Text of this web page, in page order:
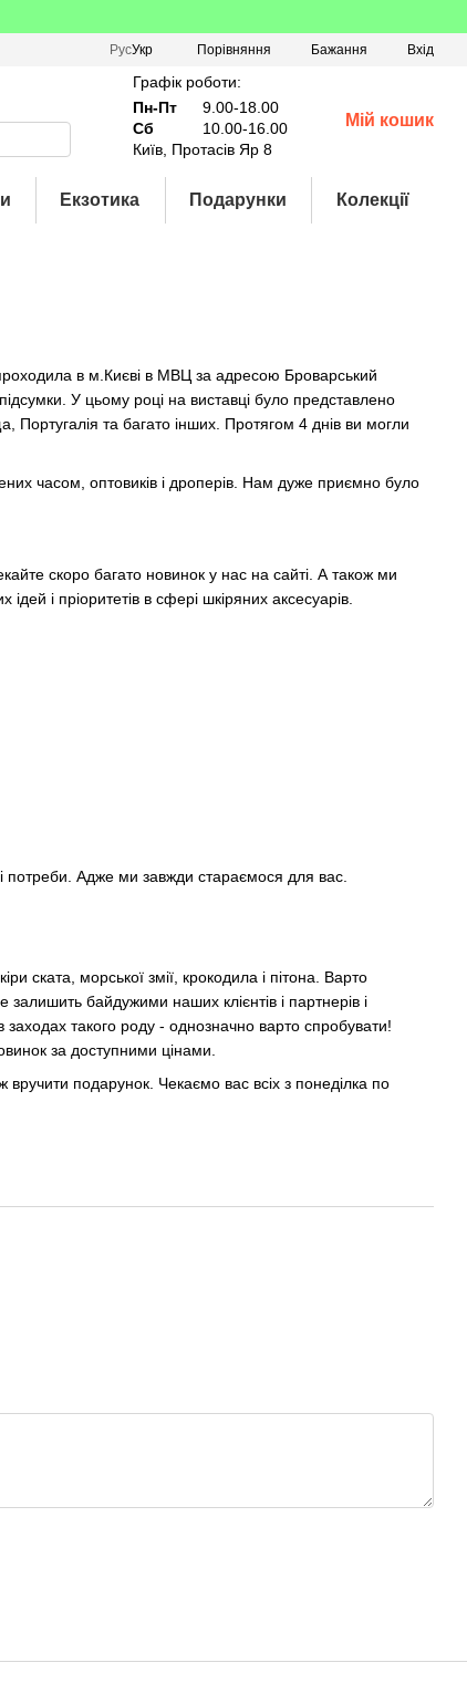
РусУкр Порівняння Бажання Вхід
Графік роботи:
Пн-Пт
9.00-18.00
Сб
10.00-16.00
Київ, Протасів Яр 8
Мій кошик
Екзотика Подарунки Колекції
в м.Києві в МВЦ за адресою Броварський
У цьому році на виставці було представлено
Португалія та багато інших. Протягом 4 днів ви могли
часом, оптовиків і дроперів. Нам дуже приємно було
скоро багато новинок у нас на сайті. А також ми
і пріоритетів в сфері шкіряних аксесуарів.
потреби. Адже ми завжди стараємося для вас.
ската, морської змії, крокодила і пітона. Варто
залишить байдужими наших клієнтів і партнерів і
такого роду - однозначно варто спробувати!
за доступними цінами.
подарунок. Чекаємо вас всіх з понеділка по